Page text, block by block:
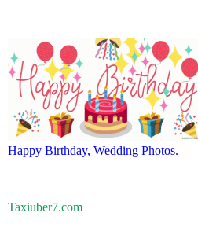
Happy Birthday, Wedding Photos.
Taxiuber7.com